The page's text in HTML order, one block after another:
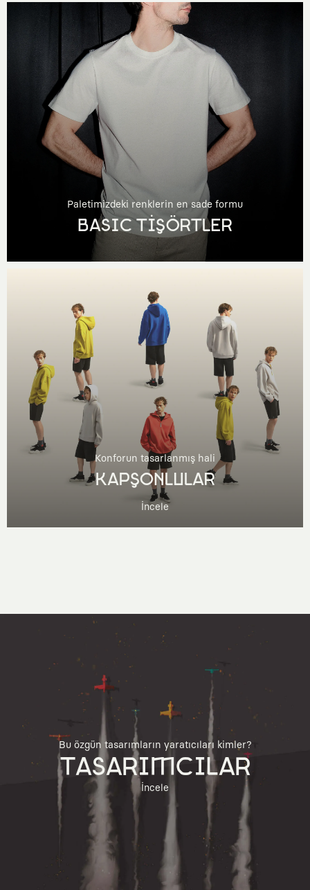
Paletimizdeki renklerin en sade formu
BASIC TİŞÖRTLER
Konforun tasarlanmış hali
KAPŞONLULAR
İncele
Bu özgün tasarımların yaratıcıları kimler?
TASARIMCILAR
İncele